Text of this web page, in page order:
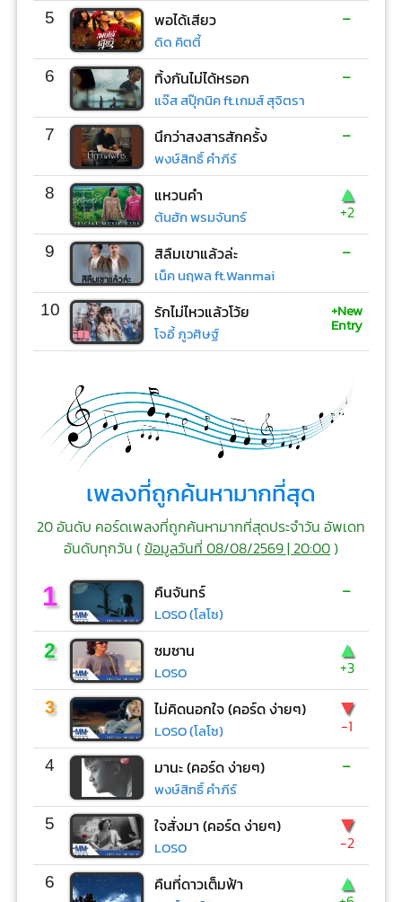
5 พอได้เสียว
ดิด คิตตี้
-
6 ทิ้งกันไม่ได้หรอก
แจ๊ส สปุ๊กนิค ft.เกมส์ สุจิตรา
-
7 นึกว่าสงสารสักครั้ง
พงษ์สิทธิ์ คำภีร์
-
8 แหวนคำ
ต้นฮัก พรมจันทร์
▲
+2
9 สิลืมเขาแล้วล่ะ
เน็ค นฤพล ft.Wanmai
-
10 รักไม่ไหวแล้วโว้ย
โจอี้ ภูวศิษฐ์
+New
Entry
เพลงที่ถูกค้นหามากที่สุด
20 อันดับ คอร์ดเพลงที่ถูกค้นหามากที่สุดประจำวัน อัพเดท
อันดับทุกวัน (ข้อมูลวันที่ 08/08/2569 | 20:00)
1 คืนจันทร์
LOSO (โลโซ)
-
2 ซมซาน
LOSO
▲
+3
3 ไม่คิดนอกใจ (คอร์ด ง่ายๆ)
LOSO (โลโซ)
▼
-1
4 มานะ (คอร์ด ง่ายๆ)
พงษ์สิทธิ์ คำภีร์
-
5 ใจสั่งมา (คอร์ด ง่ายๆ)
LOSO
▼
-2
6 คืนที่ดาวเต็มฟ้า ▲